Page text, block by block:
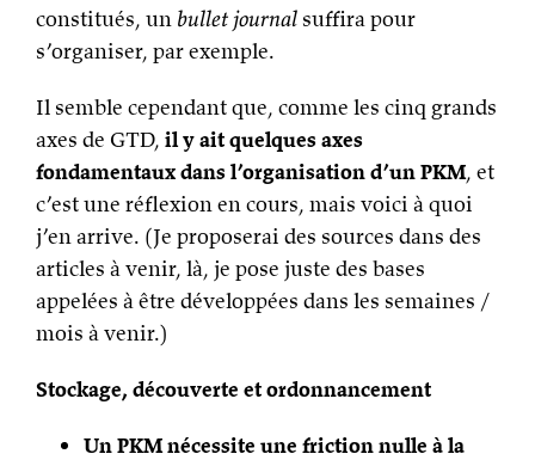
constitués, un bullet journal suffira pour
s’organiser, par exemple.
Il semble cependant que, comme les cinq grands
axes de GTD, il y ait quelques axes
fondamentaux dans l’organisation d’un PKM, et
c’est une réflexion en cours, mais voici à quoi
j’en arrive. (Je proposerai des sources dans des
articles à venir, là, je pose juste des bases
appelées à être développées dans les semaines /
mois à venir.)
Stockage, découverte et ordonnancement
Un PKM nécessite une friction nulle à la